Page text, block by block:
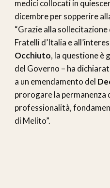
medici collocati in
dicembre per sopperire
“Grazie alla
Fratelli d’Italia e
Occhiuto, la questione è
del Governo – ha
a un emendamento del
prorogare la permanenza
professionalità,
di Melito”.